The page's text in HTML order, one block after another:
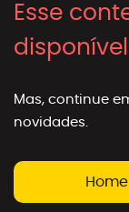
Esse
Mas, continue
novidades.
Home